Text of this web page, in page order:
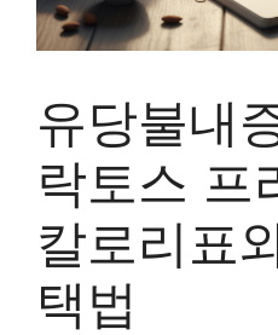
유당불내
락토스 프
칼로리표
택법